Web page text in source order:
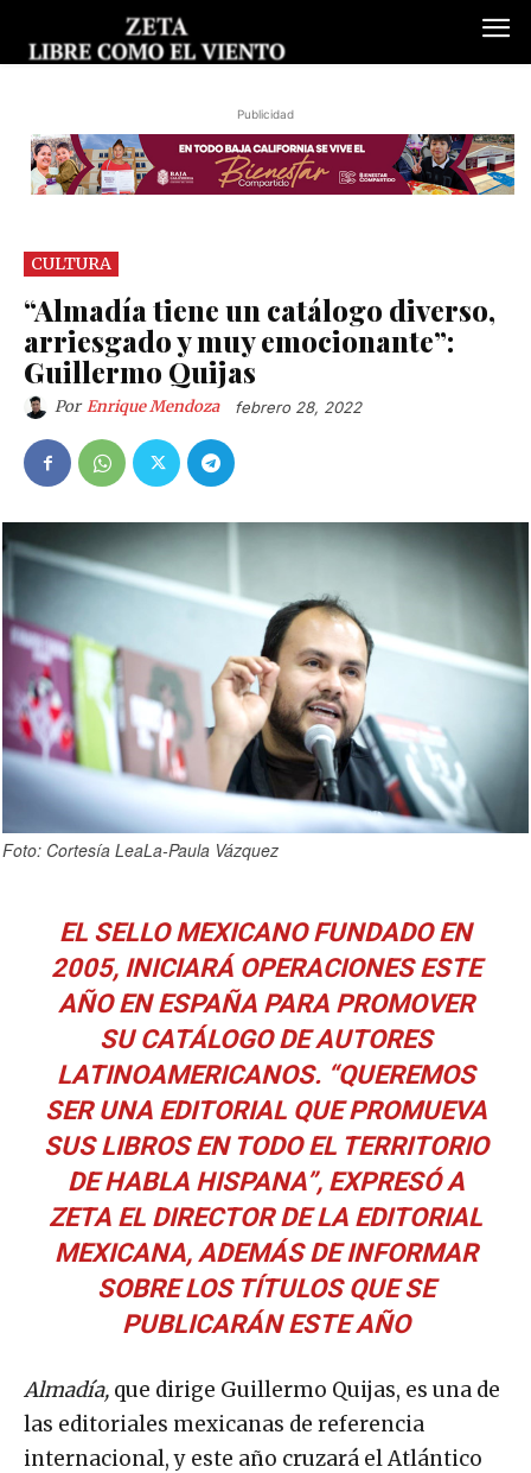
Publicidad
CULTURA
“Almadía tiene un catálogo diverso,
arriesgado y muy emocionante”:
Guillermo Quijas
Por Enrique Mendoza febrero 28, 2022
Foto: Cortesía LeaLa-Paula Vázquez
EL SELLO MEXICANO FUNDADO EN
2005, INICIARÁ OPERACIONES ESTE
AÑO EN ESPAÑA PARA PROMOVER
SU CATÁLOGO DE AUTORES
LATINOAMERICANOS. “QUEREMOS
SER UNA EDITORIAL QUE PROMUEVA
SUS LIBROS EN TODO EL TERRITORIO
DE HABLA HISPANA”, EXPRESÓ A
ZETA EL DIRECTOR DE LA EDITORIAL
MEXICANA, ADEMÁS DE INFORMAR
SOBRE LOS TÍTULOS QUE SE
PUBLICARÁN ESTE AÑO
Almadía, que dirige Guillermo Quijas, es una de
las editoriales mexicanas de referencia
internacional, y este año cruzará el Atlántico